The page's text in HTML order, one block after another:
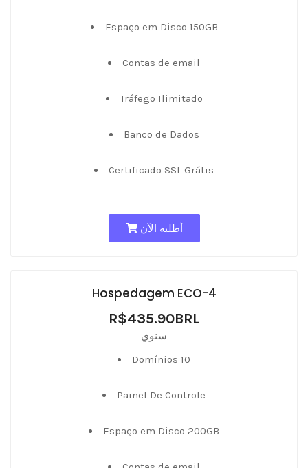
Espaço em Disco 150GB
Contas de email
Tráfego Ilimitado
Banco de Dados
Certificado SSL Grátis
أطلبه الآن
Hospedagem ECO-4
R$435.90BRL
سنوي
Domínios 10
Painel De Controle
Espaço em Disco 200GB